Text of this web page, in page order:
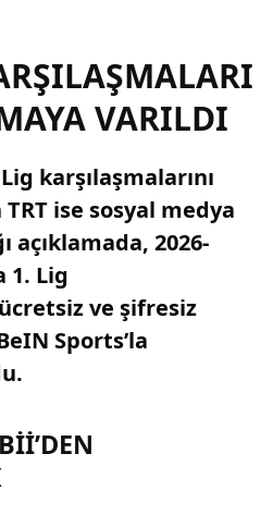
VARILDI
karşılaşmalarını
ise sosyal medya
açıklamada, 2026-
1. Lig
ve şifresiz
Sports’la